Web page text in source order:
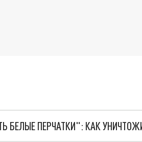
БЕЛЫЕ ПЕРЧАТКИ": КАК